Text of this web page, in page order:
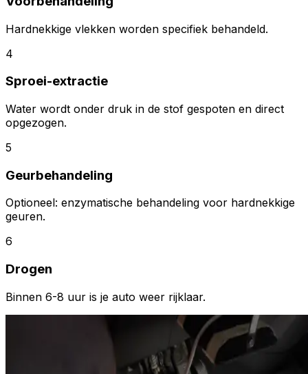
Hardnekkige vlekken worden specifiek behandeld.
4
Sproei-extractie
Water wordt onder druk in de stof gespoten en direct
opgezogen.
5
Geurbehandeling
Optioneel: enzymatische behandeling voor hardnekkige
geuren.
6
Drogen
Binnen 6-8 uur is je auto weer rijklaar.